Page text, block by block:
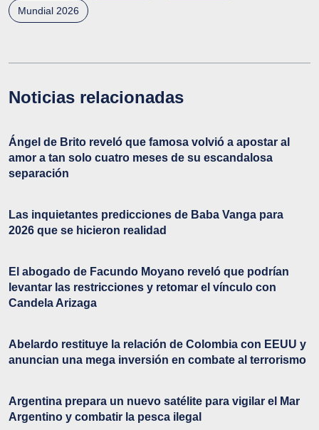
Mundial 2026
Noticias relacionadas
Ángel de Brito reveló que famosa volvió a apostar al
amor a tan solo cuatro meses de su escandalosa
separación
Las inquietantes predicciones de Baba Vanga para
2026 que se hicieron realidad
El abogado de Facundo Moyano reveló que podrían
levantar las restricciones y retomar el vínculo con
Candela Arizaga
Abelardo restituye la relación de Colombia con EEUU y
anuncian una mega inversión en combate al terrorismo
Argentina prepara un nuevo satélite para vigilar el Mar
Argentino y combatir la pesca ilegal